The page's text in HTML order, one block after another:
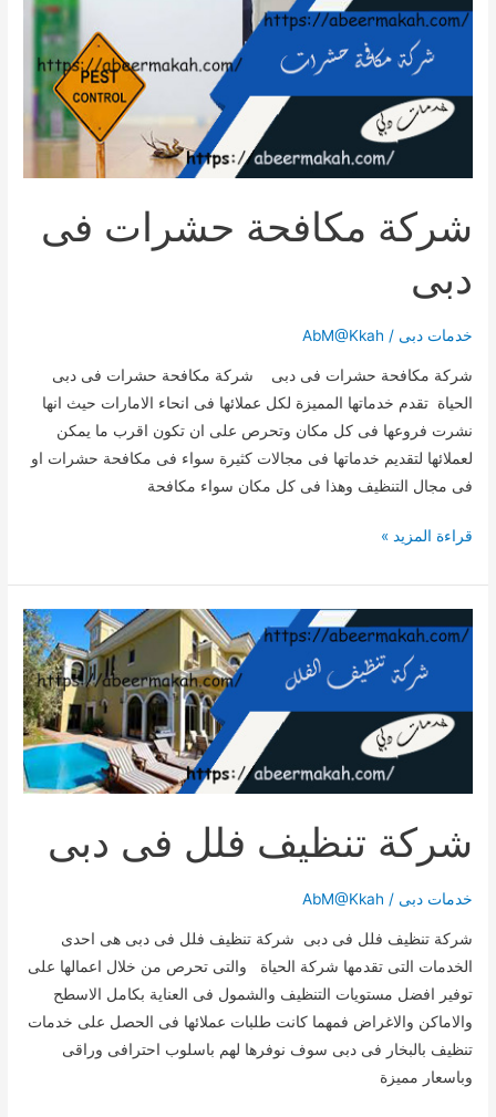
فى
شركة مكافحة حشرات فى
دبى
خدمات دبى /
AbM@Kkah
شركة مكافحة حشرات فى دبى شركة مكافحة حشرات فى دبى
الحياة تقدم خدماتها المميزة لكل عملائها فى انحاء الامارات حيث انها
نشرت فروعها فى كل مكان وتحرص على ان تكون اقرب ما يمكن
لعملائها لتقديم خدماتها فى مجالات كثيرة سواء فى مكافحة حشرات او
فى مجال التنظيف وهذا فى كل مكان سواء مكافحة
شركة
حشرات
دبى
قراءة المزيد »
شركة تنظيف فلل فى دبى
خدمات دبى /
AbM@Kkah
شركة تنظيف فلل فى دبى شركة تنظيف فلل فى دبى هى احدى
الخدمات التى تقدمها شركة الحياة والتى تحرص من خلال اعمالها على
توفير افضل مستويات التنظيف والشمول فى العناية بكامل الاسطح
والاماكن والاغراض فمهما كانت طلبات عملائها فى الحصل على خدمات
تنظيف بالبخار فى دبى سوف نوفرها لهم باسلوب احترافى وراقى
وباسعار مميزة